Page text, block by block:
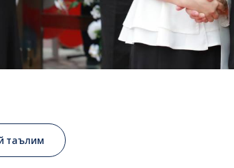
таълим